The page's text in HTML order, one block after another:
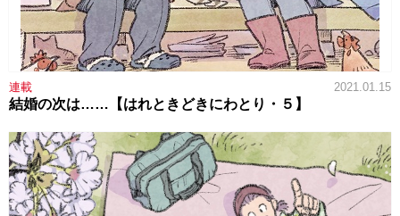
連載 2021.01.15
結婚の次は……【はれときどきにわとり・５】